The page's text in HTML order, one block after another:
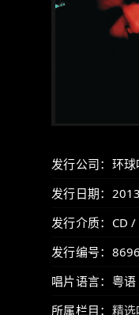
发行公司：环球
发行日期：
发行介质：CD /
发行编号：
唱片语言：粤
所属栏目： 精选